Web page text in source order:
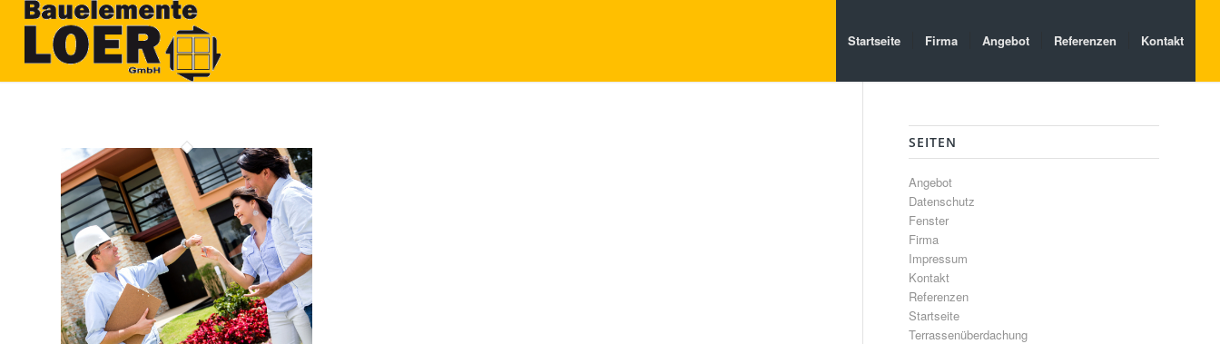
Startseite Firma Angebot Referenzen Kontakt
SEITEN
Angebot
Datenschutz
Fenster
Firma
Impressum
Kontakt
Referenzen
Startseite
Terrassenüberdachung